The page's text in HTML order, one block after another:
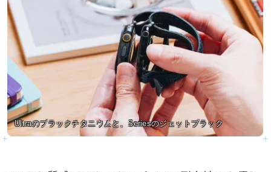
Ultraのブラックチタニウムと、Seriesのジェットブラック